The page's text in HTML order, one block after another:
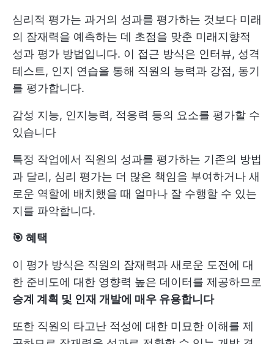
심리적 평가는 과거의 성과를 평가하는 것보다 미래
의 잠재력을 예측하는 데 초점을 맞춘 미래지향적
성과 평가 방법입니다. 이 접근 방식은 인터뷰, 성격
테스트, 인지 연습을 통해 직원의 능력과 강점, 동기
를 평가합니다.
감성 지능, 인지능력, 적응력 등의 요소를 평가할 수
있습니다
특정 작업에서 직원의 성과를 평가하는 기존의 방법
과 달리, 심리 평가는 더 많은 책임을 부여하거나 새
로운 역할에 배치했을 때 얼마나 잘 수행할 수 있는
지를 파악합니다.
🎯 혜택
이 평가 방식은 직원의 잠재력과 새로운 도전에 대
한 준비도에 대한 영향력 높은 데이터를 제공하므로
승계 계획 및 인재 개발에 매우 유용합니다
또한 직원의 타고난 적성에 대한 미묘한 이해를 제